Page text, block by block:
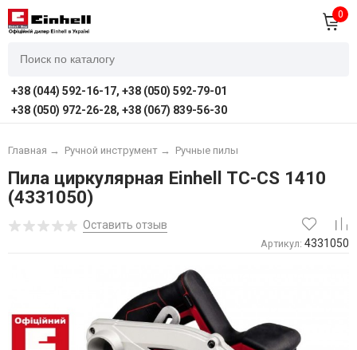
0
+38 (044) 592-16-17, +38 (050) 592-79-01
+38 (050) 972-26-28, +38 (067) 839-56-30
Главная → Ручной инструмент → Ручные пилы
Пила циркулярная Einhell TC-CS 1410
(4331050)
Оставить отзыв
Артикул: 4331050